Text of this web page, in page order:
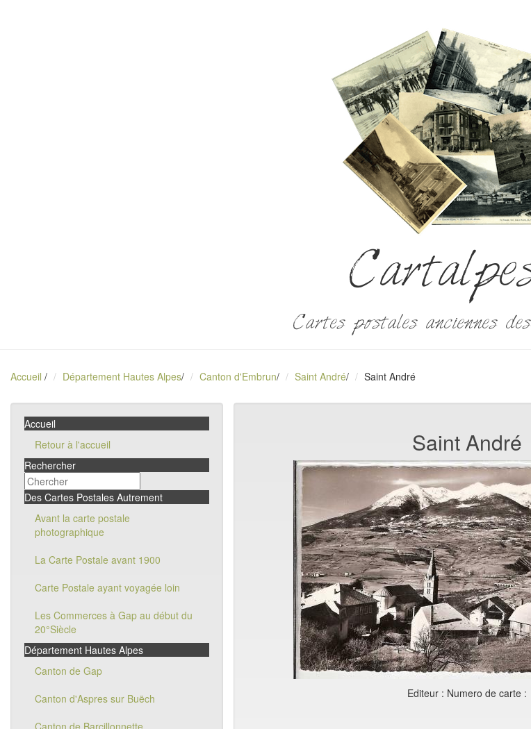
Cartes postales anciennes
Accueil / Département Hautes Alpes/ Canton d'Embrun/ Saint André/ Saint André
Accueil
Retour à l'accueil
Rechercher
Des Cartes Postales Autrement
Avant la carte postale
photographique
La Carte Postale avant 1900
Carte Postale ayant voyagée loin
Les Commerces à Gap au début du
20°Siècle
Département Hautes Alpes
Canton de Gap
Canton d'Aspres sur Buëch
Canton de Barcillonnette
Saint André
Editeur : Numero de carte :